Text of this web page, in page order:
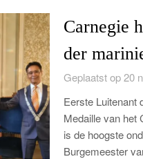
Carnegie
der
Geplaatst op 20
Eerste Luitenant
Medaille van het
is de hoogste
Burgemeester